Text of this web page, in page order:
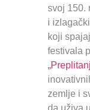
svoj 150.
i
koji
festivala
zemlje i